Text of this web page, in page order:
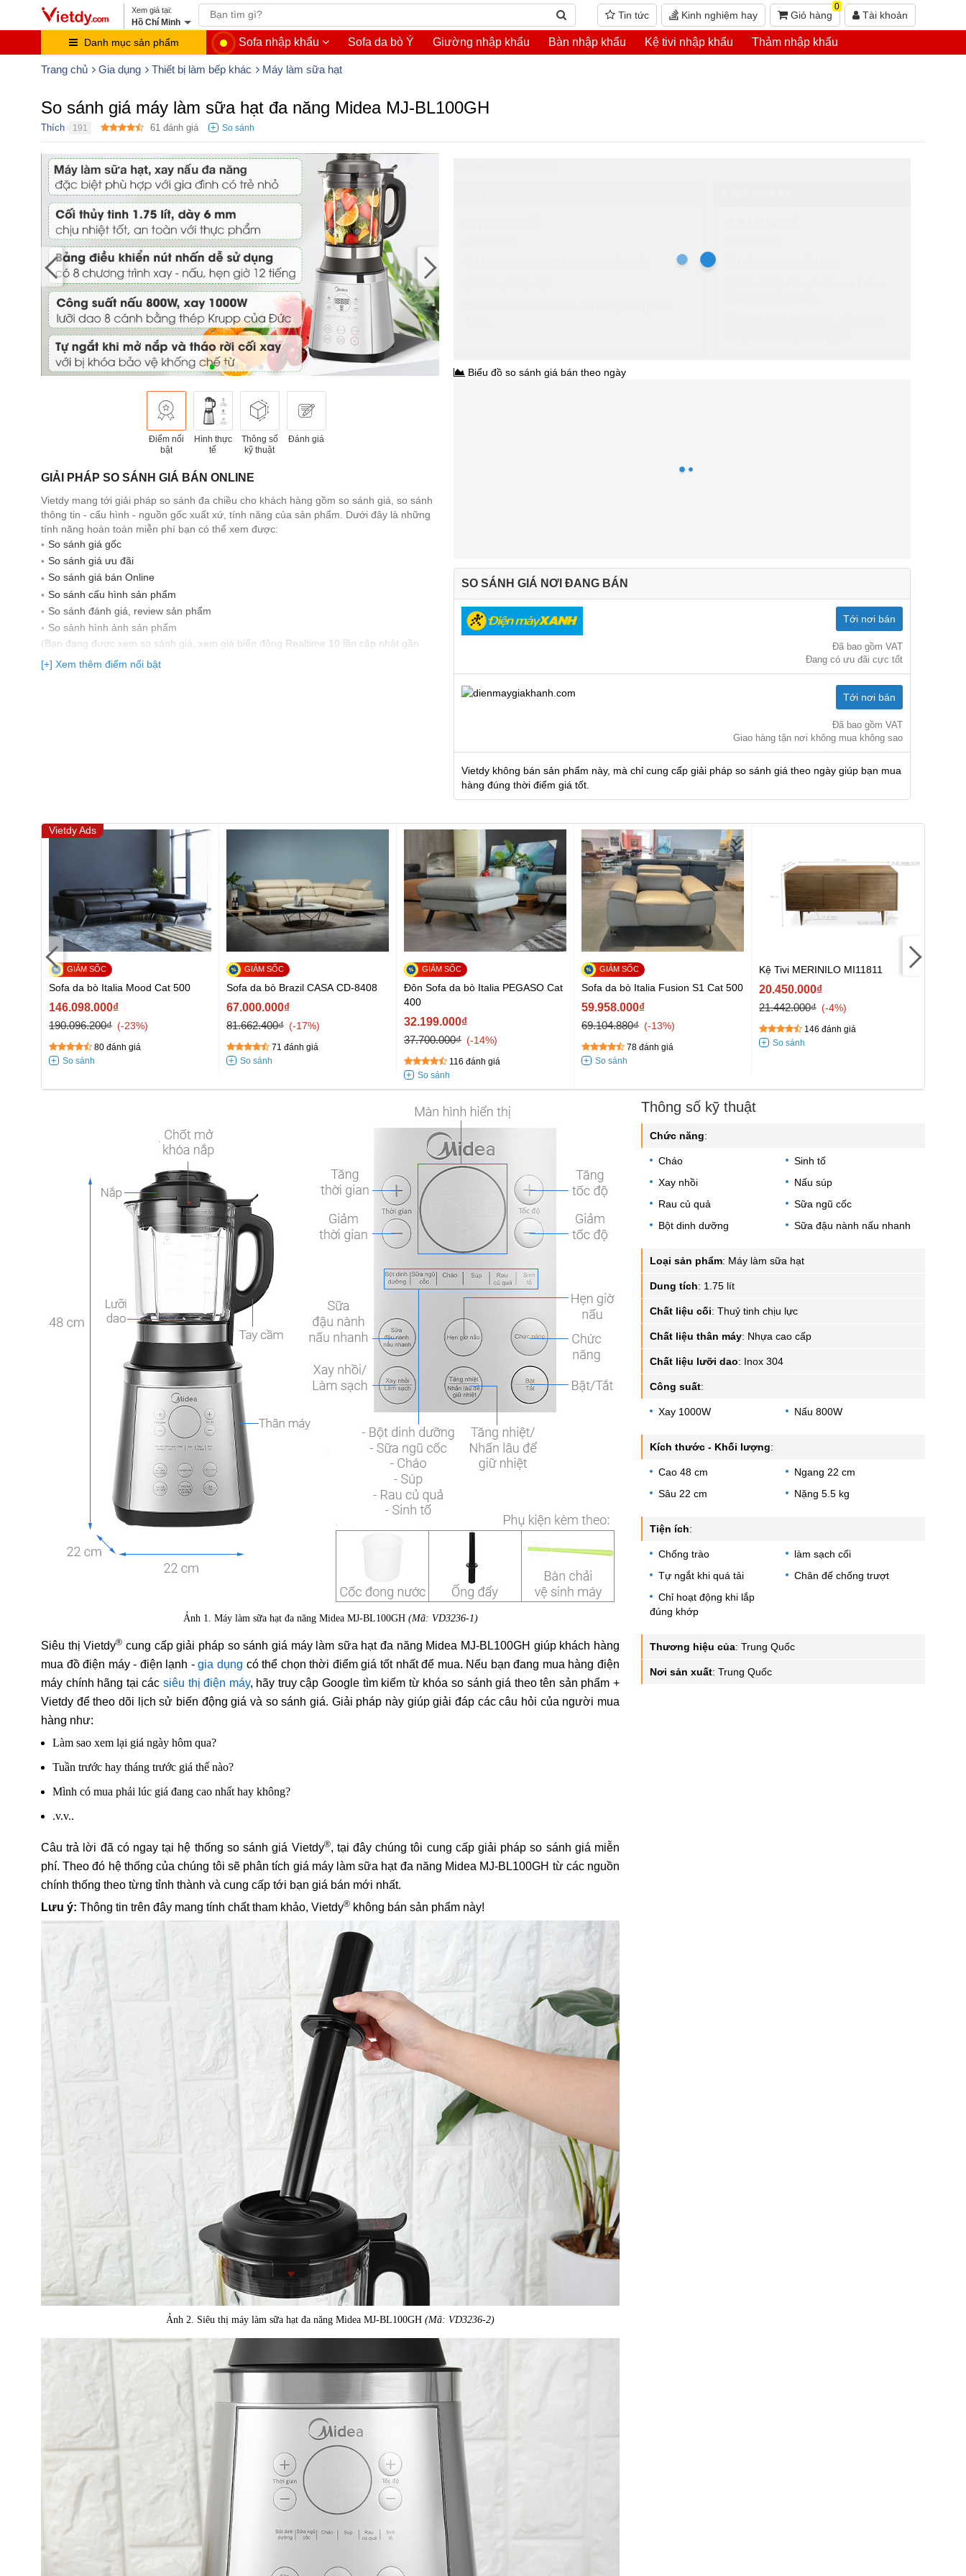
Hồ Chí Minh
Tin tức Kinh nghiệm hay Giỏ hàng
0
Tài khoản
Danh mục sản phẩm Sofa nhập khẩu Sofa da bò Ý Giường nhập khẩu Bàn nhập khẩu Kệ tivi nhập khẩu Thảm nhập khẩu
Trang chủ Gia dụng Thiết bị làm bếp khác Máy làm sữa hạt
So sánh giá máy làm sữa hạt đa năng Midea MJ-BL100GH
Thích 191 61 đánh giá
Điểm nổi
bật
Hình thực
tế
Thông số
kỹ thuật
Đánh giá
GIẢI PHÁP SO SÁNH GIÁ BÁN ONLINE
Vietdy mang tới giải pháp so sánh đa chiều cho khách hàng gồm so sánh giá, so sánh
thông tin - cấu hình - nguồn gốc xuất xứ, tính năng của sản phẩm. Dưới đây là những
tính năng hoàn toàn miễn phí bạn có thể xem được:
So sánh giá gốc
So sánh giá ưu đãi
So sánh giá bán Online
So sánh cấu hình sản phẩm
So sánh đánh giá, review sản phẩm
So sảnh hình ảnh sản phẩm
(Bạn đang được xem so sánh giá, xem giá biến động Realtime 10 lần cập nhật gần
nhất)
[+] Xem thêm điểm nổi bật
Biểu đồ so sánh giá bán theo ngày
SO SÁNH GIÁ NƠI ĐANG BÁN
Tới nơi bán
Đã bao gồm VAT
Đang có ưu đãi cực tốt
Tới nơi bán
Đã bao gồm VAT
Giao hàng tận nơi không mua không sao
Vietdy không bán sản phẩm này, mà chỉ cung cấp giải pháp so sánh giá theo ngày giúp bạn mua
hàng đúng thời điểm giá tốt.
Vietdy Ads
Sofa da bò Italia Mood Cat 500
146.098.000₫
190.096.200₫
-23%
80 đánh giá
Sofa da bò Brazil CASA CD-8408
67.000.000₫
81.662.400₫
-17%
71 đánh giá
Đôn Sofa da bò Italia PEGASO Cat
400
32.199.000₫
37.700.000₫
-14%
116 đánh giá
Sofa da bò Italia Fusion S1 Cat 500
59.958.000₫
69.104.880₫
-13%
78 đánh giá
Kệ Tivi MERINILO MI11811
20.450.000₫
21.442.000₫
-4%
146 đánh giá
Ảnh 1. Máy làm sữa hạt đa năng Midea MJ-BL100GH (Mã: VD3236-1)
Siêu thị Vietdy® cung cấp giải pháp so sánh giá máy làm sữa hạt đa năng Midea MJ-BL100GH giúp khách hàng
mua đồ điện máy - điện lạnh -gia dụng có thể chọn thời điểm giá tốt nhất để mua. Nếu bạn đang mua hàng điện
máy chính hãng tại các siêu thị điện máy, hãy truy cập Google tìm kiếm từ khóa so sánh giá theo tên sản phẩm +
Vietdy để theo dõi lịch sử biến động giá và so sánh giá. Giải pháp này giúp giải đáp các câu hỏi của người mua
hàng như:
Làm sao xem lại giá ngày hôm qua?
Tuần trước hay tháng trước giá thế nào?
Mình có mua phải lúc giá đang cao nhất hay không?
.v.v..
Câu trả lời đã có ngay tại hệ thống so sánh giá Vietdy®, tại đây chúng tôi cung cấp giải pháp so sánh giá miễn
phí. Theo đó hệ thống của chúng tôi sẽ phân tích giá máy làm sữa hạt đa năng Midea MJ-BL100GH từ các nguồn
chính thống theo từng tỉnh thành và cung cấp tới bạn giá bán mới nhất.
Lưu ý: Thông tin trên đây mang tính chất tham khảo, Vietdy® không bán sản phẩm này!
Ảnh 2. Siêu thị máy làm sữa hạt đa năng Midea MJ-BL100GH (Mã: VD3236-2)
Thông số kỹ thuật
Chức năng:
Cháo
Sinh tố
Xay nhồi
Nấu súp
Rau củ quả
Sữa ngũ cốc
Bột dinh dưỡng
Sữa đậu nành nấu nhanh
Loại sản phẩm: Máy làm sữa hạt
Dung tích: 1.75 lít
Chất liệu cối: Thuỷ tinh chịu lực
Chất liệu thân máy: Nhựa cao cấp
Chất liệu lưỡi dao: Inox 304
Công suất:
Xay 1000W Nấu 800W
Kích thước - Khối lượng:
Cao 48 cm
Ngang 22 cm
Sâu 22 cm
Nặng 5.5 kg
Tiện ích:
Chống trào
làm sạch cối
Tự ngắt khi quá tải
Chân đế chống trượt
Chỉ hoạt động khi lắp
đúng khớp
Thương hiệu của: Trung Quốc
Nơi sản xuất: Trung Quốc